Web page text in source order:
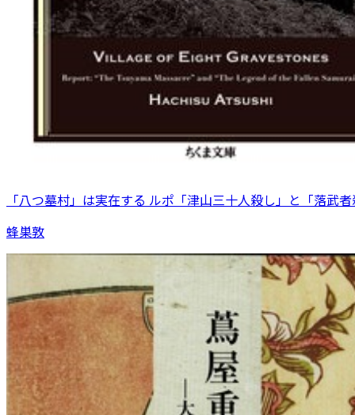
「八つ墓村」は実在する ルポ「津山三十人殺し」と「落武
蜂巣敦